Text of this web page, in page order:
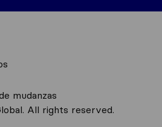
mudanzas
All rights reserved.